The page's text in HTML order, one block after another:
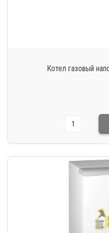
Котел газовый